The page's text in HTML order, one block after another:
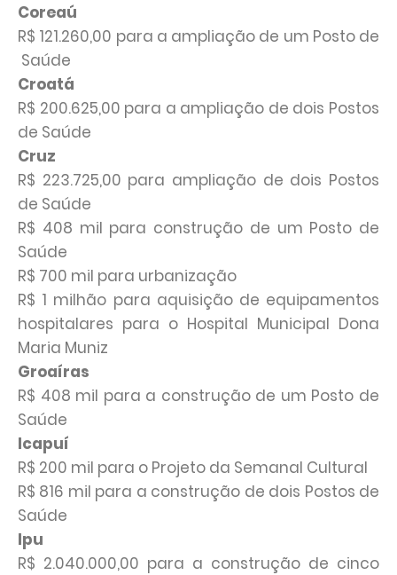
Coreaú
R$ 121.260,00 para a ampliação de um Posto de
Saúde
Croatá
R$ 200.625,00 para a ampliação de dois Postos
de Saúde
Cruz
R$ 223.725,00 para ampliação de dois Postos
de Saúde
R$ 408 mil para construção de um Posto de
Saúde
R$ 700 mil para urbanização
R$ 1 milhão para aquisição de equipamentos
hospitalares para o Hospital Municipal Dona
Maria Muniz
Groaíras
R$ 408 mil para a construção de um Posto de
Saúde
Icapuí
R$ 200 mil para o Projeto da Semanal Cultural
R$ 816 mil para a construção de dois Postos de
Saúde
Ipu
R$ 2.040.000,00 para a construção de cinco